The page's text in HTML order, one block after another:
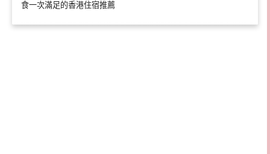
食一次滿足的香港住宿推薦